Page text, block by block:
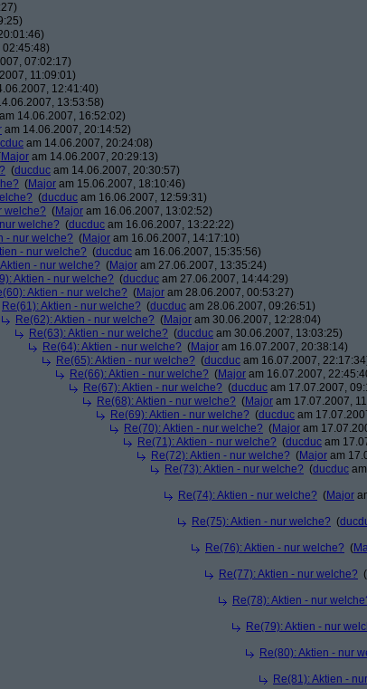
07:02:17)
11:09:01)
12:41:40)
13:53:58)
am 14.06.2007, 16:52:02)
am 14.06.2007, 20:14:52)
am 14.06.2007, 20:24:08)
Major am 14.06.2007, 20:29:13)
(ducduc am 14.06.2007, 20:30:57)
(Major am 15.06.2007, 18:10:46)
(ducduc am 16.06.2007, 12:59:31)
welche? (Major am 16.06.2007, 13:02:52)
welche? (ducduc am 16.06.2007, 13:22:22)
- nur welche? (Major am 16.06.2007, 14:17:10)
- nur welche? (ducduc am 16.06.2007, 15:35:56)
- nur welche? (Major am 27.06.2007, 13:35:24)
Aktien - nur welche? (ducduc am 27.06.2007, 14:44:29)
Aktien - nur welche? (Major am 28.06.2007, 00:53:27)
Re(61): Aktien - nur welche? (ducduc am 28.06.2007, 09:26:51)
Re(62): Aktien - nur welche? (Major am 30.06.2007, 12:28:04)
Re(63): Aktien - nur welche? (ducduc am 30.06.2007, 13:03:25)
Re(64): Aktien - nur welche? (Major am 16.07.2007, 20:38:14)
Re(65): Aktien - nur welche? (ducduc am 16.07.2007,
Re(66): Aktien - nur welche? (Major am 16.07.2007,
Re(67): Aktien - nur welche? (ducduc am 17.07.2007,
Re(68): Aktien - nur welche? (Major am 17.07.2007,
Re(69): Aktien - nur welche? (ducduc am
Re(70): Aktien - nur welche? (Major am
Re(71): Aktien - nur welche? (ducduc am
Re(72): Aktien - nur welche? (Major am
Re(73): Aktien - nur welche? (ducduc
Re(74): Aktien - nur welche? (Major
Re(75): Aktien - nur welche? (
Re(76): Aktien - nur welche? (
Re(77): Aktien - nur welche? (
Re(78): Aktien - nur
Re(79): Aktien - nur
Re(80): Aktien - nur
Re(81): Aktien -